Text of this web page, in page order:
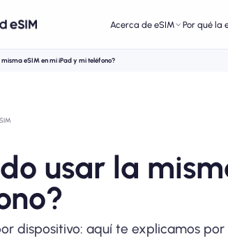
Acerca de eSIM Por qué la
misma eSIM en mi iPad y mi teléfono?
usar la
dispositivo: aquí te explicamos